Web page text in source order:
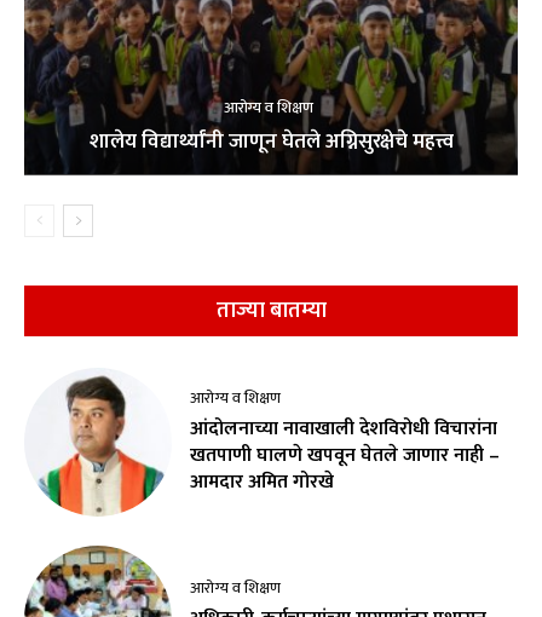
आरोग्य व शिक्षण
शालेय विद्यार्थ्यांनी जाणून घेतले अग्निसुरक्षेचे महत्त्व
ताज्या बातम्या
आरोग्य व शिक्षण
आंदोलनाच्या नावाखाली देशविरोधी विचारांना
खतपाणी घालणे खपवून घेतले जाणार नाही –
आमदार अमित गोरखे
आरोग्य व शिक्षण